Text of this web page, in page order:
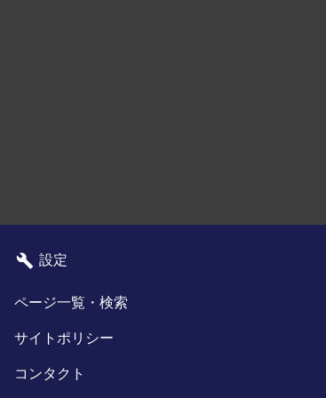
設定
ページ一覧・検索
サイトポリシー
コンタクト